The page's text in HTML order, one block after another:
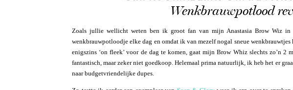
Wenkbrauwpotlood
Zoals jullie wellicht weten ben ik groot fan van mijn Anastasia Brow Wiz
wenkbrauwpotloodje elke dag en omdat ik van mezelf nogal sneue
enigszins ‘on fleek’ voor de dag te komen, gaat mijn Brow Whiz slechts zo’n 2
fantastisch, maar zeker niet goedkoop. Helemaal prima natuurlijk, ik heb het er
naar budgetvriendelijke dupes.